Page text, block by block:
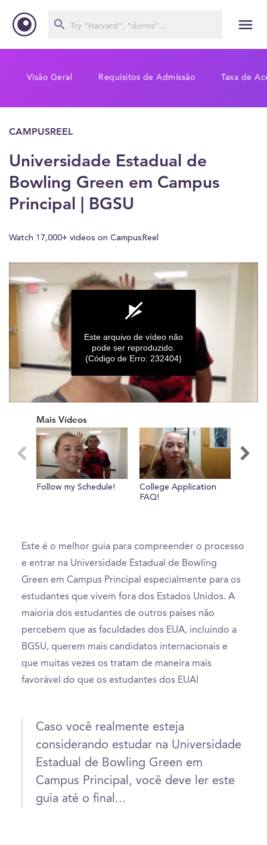
Visão Geral Requisitos de Admissão Taxa de
CAMPUSREEL
Universidade Estadual de
Bowling Green em Campus
Principal | BGSU
Watch 17,000+ videos on CampusReel
seconds
seconds
Este arquivo de vídeo não
pode ser reproduzido.
(Código de Erro: 232404)
Mais Vídeos
Follow my Schedule!
College Application
FAQ!
Este é o melhor guia para compreender o processo
e entrar na Universidade Estadual de Bowling
Green em Campus Principal especialmente para os
estudantes que vivem fora dos Estados Unidos. A
maioria dos estudantes de outros países não
percebem que as faculdades dos EUA, incluindo a
BGSU, querem mais candidatos internacionais e
que muitas vezes os tratam de maneira mais
favorável do que os estudantes dos EUA!
Caso você realmente esteja
considerando estudar na Universidade
Estadual de Bowling Green em
Campus Principal, você deve ler este
guia até o final...